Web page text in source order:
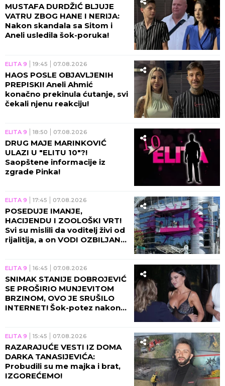
MUSTAFA DURDŽIĆ BLJUJE
VATRU ZBOG HANE I NERIJA:
Nakon skandala sa Sitom i
Aneli usledila šok-poruka!
ELITA 9 19:45 07.08.2026
HAOS POSLE OBJAVLJENIH
PREPISKI! Aneli Ahmić
konačno prekinula ćutanje, svi
čekali njenu reakciju!
ELITA 9 18:50 07.08.2026
DRUG MAJE MARINKOVIĆ
ULAZI U "ELITU 10"?!
Saopštene informacije iz
zgrade Pinka!
ELITA 9 17:45 07.08.2026
POSEDUJE IMANJE,
HACIJENDU I ZOOLOŠKI VRT!
Svi su mislili da voditelj živi od
rijalitija, a on VODI OZBILJAN
ELITA 9 16:45 07.08.2026
SNIMAK STANIJE DOBROJEVIĆ
SE PROŠIRIO MUNJEVITOM
BRZINOM, OVO JE SRUŠILO
INTERNET! Šok-potez nakon
ELITA 9 15:45 07.08.2026
RAZARAJUĆE VESTI IZ DOMA
DARKA TANASIJEVIĆA:
Probudili su me majka i brat,
IZGOREĆEMO!